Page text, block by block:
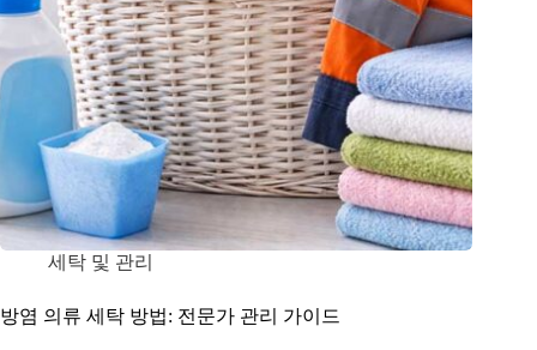
세탁 및 관리
방염 의류 세탁 방법: 전문가 관리 가이드